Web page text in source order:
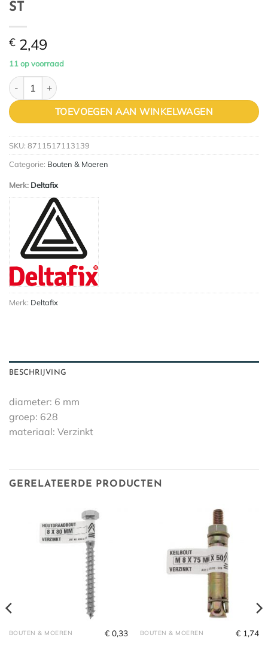
ST
€ 2,49
11 op voorraad
MOEREN ZESKANT VERZINKT M6 12 ST aantal
TOEVOEGEN AAN WINKELWAGEN
SKU: 8711517113139
Categorie: Bouten & Moeren
Merk: Deltafix
Merk: Deltafix
BESCHRIJVING
diameter: 6 mm
groep: 628
materiaal: Verzinkt
GERELATEERDE PRODUCTEN
BOUTEN & MOEREN € 0,33 BOUTEN & MOEREN € 1,74